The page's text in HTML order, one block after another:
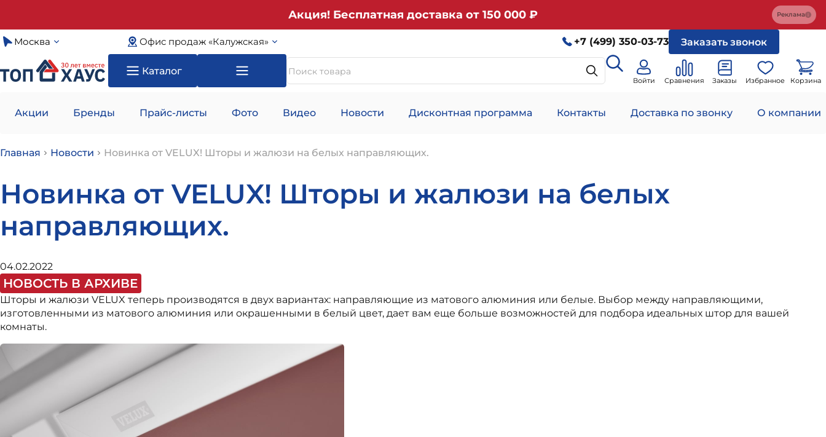
Акция! Бесплатная доставка от 150 000 ₽ Реклама
Москва Офис продаж «Калужская» +7 (499) 350-03-73 Заказать звонок
Каталог
Войти Сравнения Заказы Избранное Корзина
Акции Бренды Прайс-листы Фото Видео Новости Дисконтная программа Контакты Доставка по звонку О компании
Главная Новости Новинка от VELUX! Шторы и жалюзи на белых направляющих.
Новинка от VELUX! Шторы и жалюзи на белых
направляющих.
04.02.2022
НОВОСТЬ В АРХИВЕ
Шторы и жалюзи VELUX теперь производятся в двух вариантах: направляющие из матового алюминия или белые. Выбор между направляющими,
изготовленными из матового алюминия или окрашенными в белый цвет, дает вам еще больше возможностей для подбора идеальных штор для вашей
комнаты.